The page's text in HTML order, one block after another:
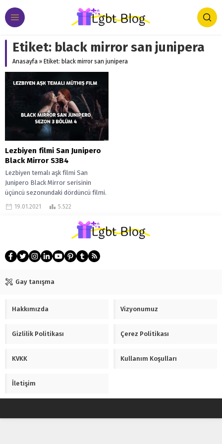
Etiket: black mirror san junipera
Anasayfa » Etiket: black mirror san junipera
Lezbiyen filmi San Junipero
Black Mirror S3B4
Lezbiyen temalı aşk filmi San
Junipero Black Mirror serisinin
üçüncü sezonundaki dördüncü filmi.
Aslında film değil ama film tadında
19.01.2021 5.522
Gay tanışma
Hakkımızda Vizyonumuz
Gizlilik Politikası Çerez Politikası
KVKK Kullanım Koşulları
İletişim